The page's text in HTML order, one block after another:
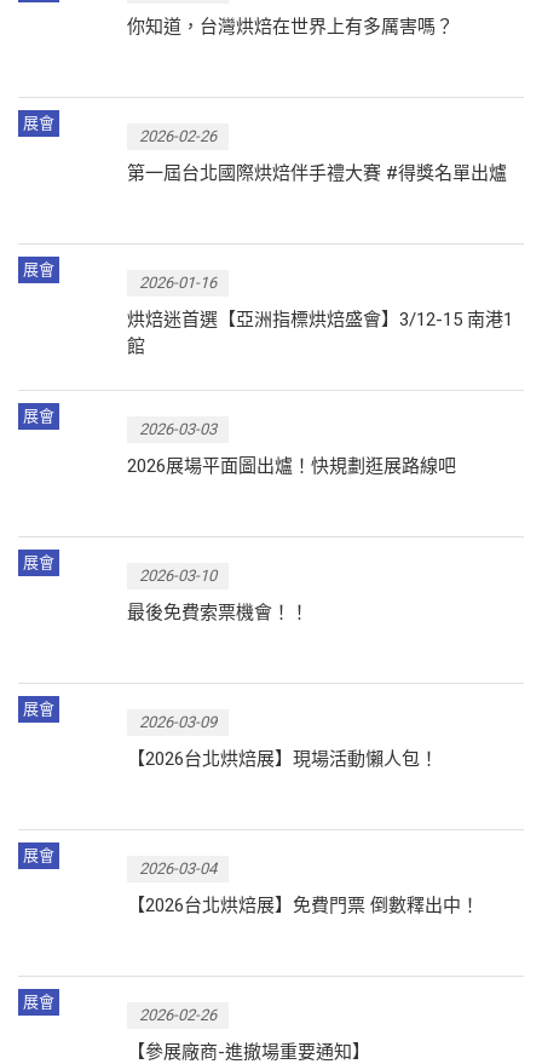
你知道，台灣烘焙在世界上有多厲害嗎？
展會
2026-02-26
第一屆台北國際烘焙伴手禮大賽 #得獎名單出爐
展會
2026-01-16
烘焙迷首選【亞洲指標烘焙盛會】3/12-15 南港1
館
展會
2026-03-03
2026展場平面圖出爐！快規劃逛展路線吧
展會
2026-03-10
最後免費索票機會！！
展會
2026-03-09
【2026台北烘焙展】現場活動懶人包！
展會
2026-03-04
【2026台北烘焙展】免費門票 倒數釋出中！
展會
2026-02-26
【參展廠商-進撤場重要通知】